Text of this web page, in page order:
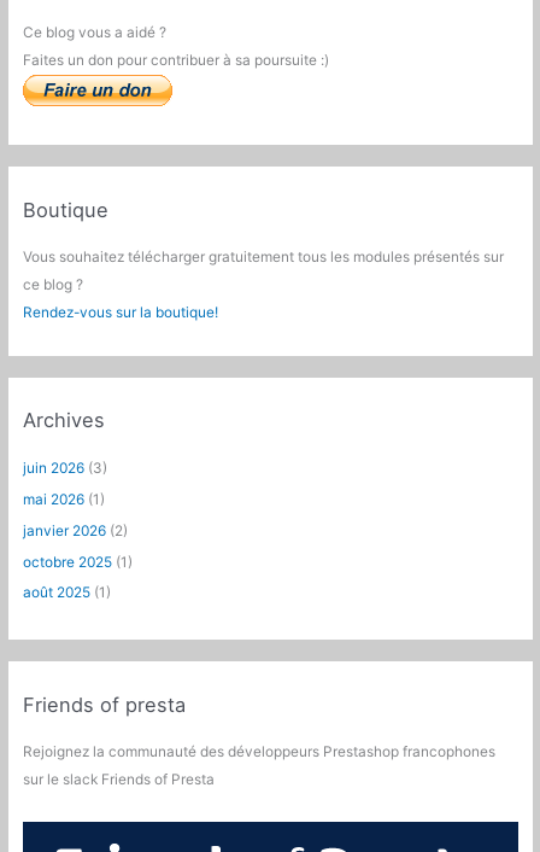
Ce blog vous a aidé ?
Faites un don pour contribuer à sa poursuite :)
Boutique
Vous souhaitez télécharger gratuitement tous les modules présentés sur
ce blog ?
Rendez-vous sur la boutique!
Archives
juin 2026 (3)
mai 2026 (1)
janvier 2026 (2)
octobre 2025 (1)
août 2025 (1)
Friends of presta
Rejoignez la communauté des développeurs Prestashop francophones
sur le slack Friends of Presta